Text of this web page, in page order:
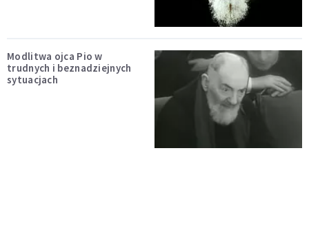
Modlitwa ojca Pio w
trudnych i beznadziejnych
sytuacjach